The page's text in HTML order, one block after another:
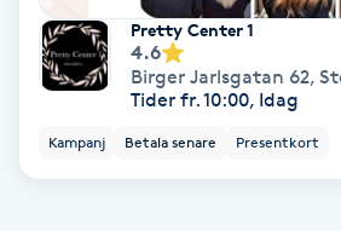
Veterinär
Vibrationsmassage
Pretty Center 1
4.6
Birger Jarlsgatan 62,
Tider fr. 10:00, Idag
Kampanj Betala senare Presentkort